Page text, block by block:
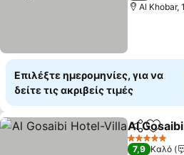
Al Khobar,
Επιλέξτε ημερομηνίες, για να
δείτε τις ακριβείς τιμές
Al
5 Αστέρια
7,9 Καλό